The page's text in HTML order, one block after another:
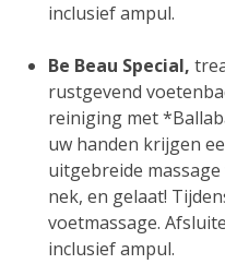
Be Beau Special,
rustgevend
reiniging met
uw handen krijgen
uitgebreide
nek, en gelaat!
voetmassage.
inclusief ampul.